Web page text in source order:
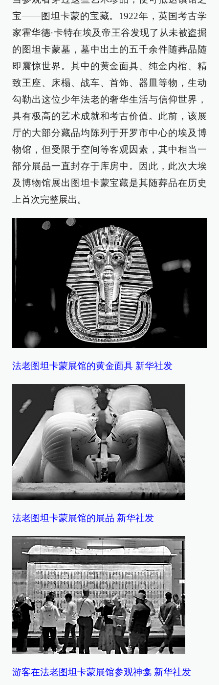
宝——图坦卡蒙的宝藏。1922年，英国考古学
家霍华德·卡特在埃及帝王谷发现了从未被盗掘
的图坦卡蒙墓，墓中出土的五千余件随葬品随
即震惊世界。其中的黄金面具、纯金内棺、精
致王座、床榻、战车、首饰、器皿等物，生动
勾勒出这位少年法老的奢华生活与信仰世界，
具有极高的艺术成就和考古价值。此前，该展
厅的大部分藏品均陈列于开罗市中心的埃及博
物馆，但受限于空间等客观因素，其中相当一
部分展品一直封存于库房中。因此，此次大埃
及博物馆展出图坦卡蒙宝藏是其随葬品在历史
上首次完整展出。
法老图坦卡蒙展馆的黄金面具 新华社发
法老图坦卡蒙展馆的展品 新华社发
游客在法老图坦卡蒙展馆参观神龛 新华社发